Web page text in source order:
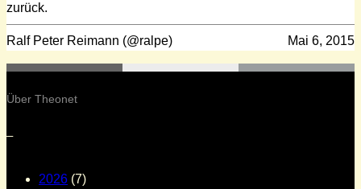
zurück.
Ralf Peter Reimann (@ralpe) Mai 6, 2015
Über Theonet
–
2026 (7)